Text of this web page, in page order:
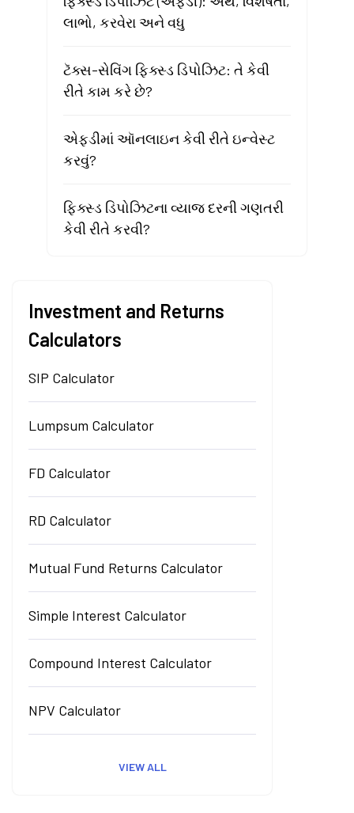
લાભો, કરવેરા અને વધુ
ટૅક્સ-સેવિંગ ફિક્સ્ડ ડિપોઝિટ: તે કેવી
રીતે કામ કરે છે?
એફડીમાં ઑનલાઇન કેવી રીતે ઇન્વેસ્ટ
કરવું?
ફિક્સ્ડ ડિપોઝિટના વ્યાજ દરની ગણતરી
કેવી રીતે કરવી?
Investment and Returns
Calculators
SIP Calculator
Lumpsum Calculator
FD Calculator
RD Calculator
Mutual Fund Returns Calculator
Simple Interest Calculator
Compound Interest Calculator
NPV Calculator
VIEW ALL